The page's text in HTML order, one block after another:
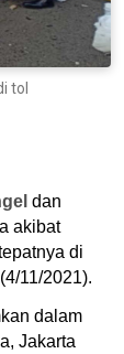
tol
dan
akibat
di
11/2021).
dalam
Jakarta